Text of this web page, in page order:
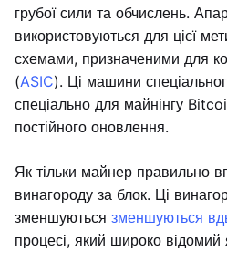
грубої сили та обчислень.
використовуються для цієї
схемами, призначеними для
(ASIC). Ці машини
спеціально для майнінгу
постійного оновлення.
Як тільки майнер правильно
винагороду за блок. Ці
зменшуються зменшуються
процесі, який широко відомий